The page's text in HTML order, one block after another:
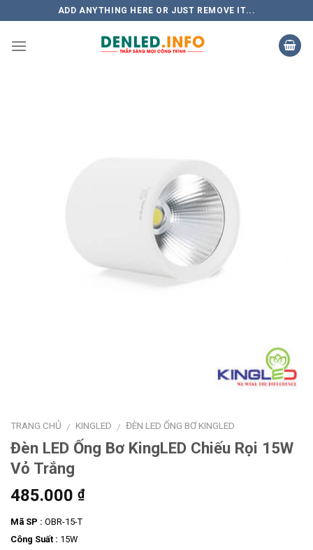
to
content
ADD ANYTHING HERE OR JUST REMOVE IT...
TRANG CHỦ / KINGLED / ĐÈN LED ỐNG BƠ KINGLED
Đèn LED Ống Bơ KingLED Chiếu Rọi 15W
Vỏ Trắng
485.000 ₫
Mã SP : OBR-15-T
Công Suất : 15W